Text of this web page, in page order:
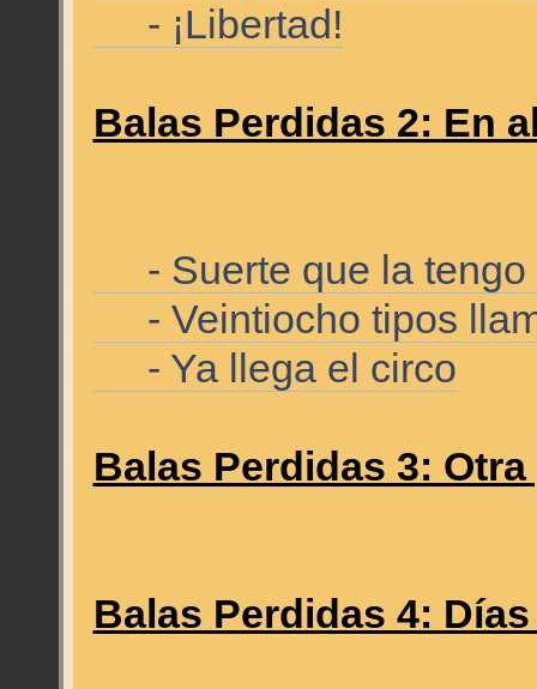
- ¡Libertad!
Balas Perdidas 2: En
- Suerte que la tengo
- Veintiocho tipos
- Ya llega el circo
Balas Perdidas 3:
Balas Perdidas 4: